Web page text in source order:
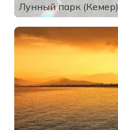
Лунный парк (Кемер)